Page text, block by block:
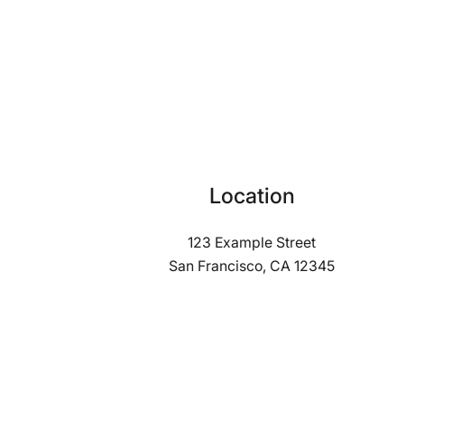
Location
123 Example Street
San Francisco, CA 12345